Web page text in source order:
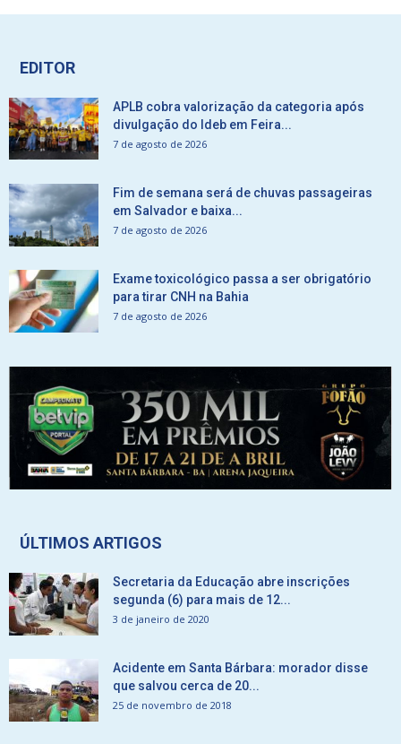
EDITOR
APLB cobra valorização da categoria após
divulgação do Ideb em Feira...
7 de agosto de 2026
Fim de semana será de chuvas passageiras
em Salvador e baixa...
7 de agosto de 2026
Exame toxicológico passa a ser obrigatório
para tirar CNH na Bahia
7 de agosto de 2026
ÚLTIMOS ARTIGOS
Secretaria da Educação abre inscrições
segunda (6) para mais de 12...
3 de janeiro de 2020
Acidente em Santa Bárbara: morador disse
que salvou cerca de 20...
25 de novembro de 2018